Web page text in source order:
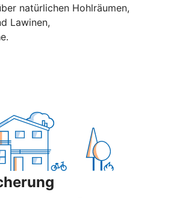
natürlichen Hohlräumen,
Lawinen,